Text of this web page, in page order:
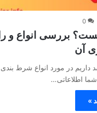
0
بررسی انواع و
آن
داریم در مورد انواع شرط
اطلاعاتی…
»